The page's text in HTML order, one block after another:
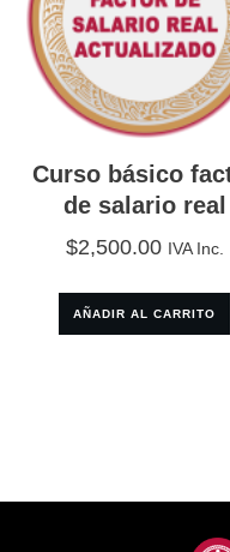
Curso básico
de salario real
$2,500.00 IVA Inc.
AÑADIR AL CARRITO